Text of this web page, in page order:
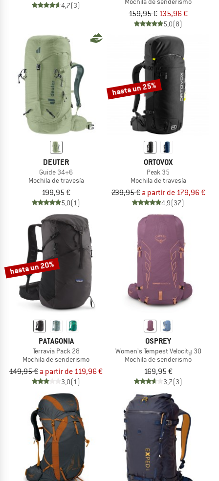
4,7(3)
159,95 € 135,96 €
5,0(8)
DEUTER
Guide 34+6
Mochila de travesía
199,95 €
5,0(1)
hasta un 25%
ORTOVOX
Peak 35
Mochila de travesía
239,95 € a partir de 179,96 €
4,9(37)
hasta un 20%
PATAGONIA
Terravia Pack 28
Mochila de senderismo
149,95 € a partir de 119,96 €
3,0(1)
OSPREY
Women's Tempest Velocity 30
Mochila de senderismo
169,95 €
3,7(3)